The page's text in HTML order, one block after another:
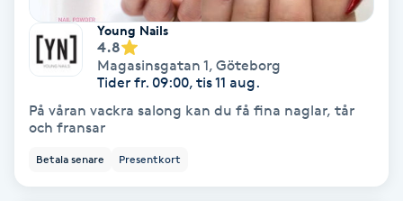
Gel naglar
Gellack med förstärkning
Young Nails
4.8
Magasinsgatan 1, Göteborg
Tider fr. 09:00, tis 11 aug.
På våran vackra salong kan du få fina naglar, tår
och fransar
Betala senare Presentkort